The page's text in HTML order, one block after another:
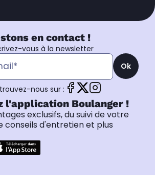
en contact !
vous à la newsletter
Ok
nous sur :
l'application Boulanger !
exclusifs, du suivi de votre
conseils d'entretien et plus